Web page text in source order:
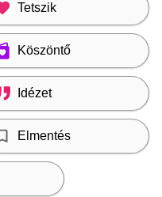
Tetszik
Köszöntő
Idézet
Elmentés